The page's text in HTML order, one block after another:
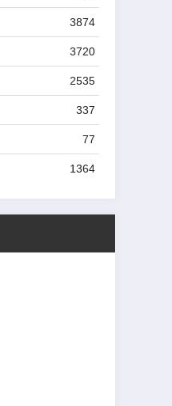
3874
3720
2535
337
77
1364